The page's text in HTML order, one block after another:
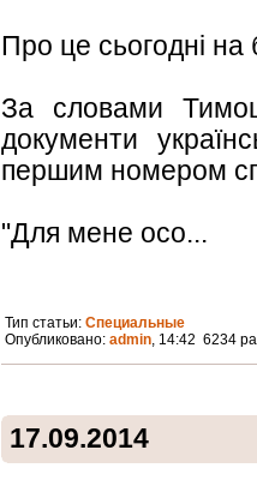
Про це сьогодні на
За словами
документи
першим номером
"Для мене осо...
Тип статьи: Специальные
Опубликовано: admin, 14:42 6234
17.09.2014